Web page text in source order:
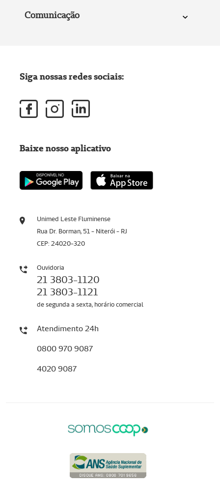
Comunicação
Unimed Leste Fluminense
Rua Dr. Borman, 51 - Niterói - RJ
CEP: 24020-320
Ouvidoria
21 3803-1120
21 3803-1121
de segunda a sexta, horário comercial
Atendimento 24h
0800 970 9087
4020 9087
Siga nossas redes sociais:
Baixe nosso aplicativo